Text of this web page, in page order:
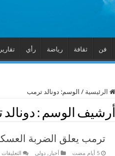
فن ثقافة رياضة رأي تقارير
الرئيسية / الوسم: دونالد ترمب
أرشيف الوسم :
ترمب يعلق الضربة
أخبار , دولي التعليقات